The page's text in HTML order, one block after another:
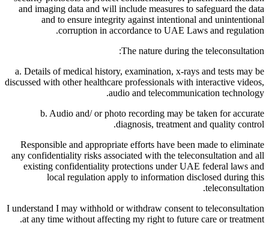
and imaging data and will include measures to safeguard the data
and to ensure integrity against intentional and unintentional
corruption in accordance to UAE Laws and regulation.
The nature during the teleconsultation:
a. Details of medical history, examination, x-rays and tests may be
discussed with other healthcare professionals with interactive videos,
audio and telecommunication technology.
b. Audio and/ or photo recording may be taken for accurate
diagnosis, treatment and quality control.
Responsible and appropriate efforts have been made to eliminate
any confidentiality risks associated with the teleconsultation and all
existing confidentiality protections under UAE federal laws and
local regulation apply to information disclosed during this
teleconsultation.
I understand I may withhold or withdraw consent to teleconsultation
at any time without affecting my right to future care or treatment.